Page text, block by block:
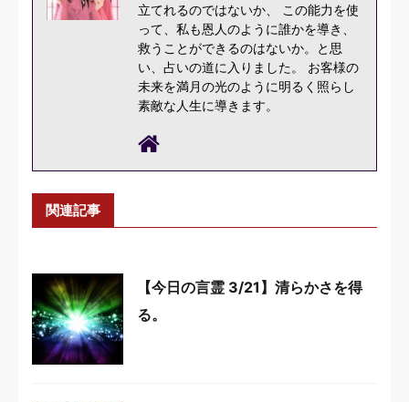
立てれるのではないか、 この能力を使
って、私も恩人のように誰かを導き、
救うことができるのはないか。と思
い、占いの道に入りました。 お客様の
未来を満月の光のように明るく照らし
素敵な人生に導きます。
関連記事
【今日の言霊 3/21】清らかさを得
る。